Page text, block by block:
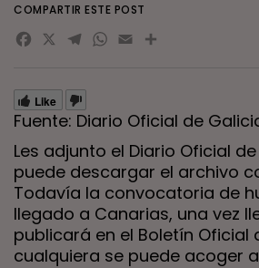
Like
Fuente: Diario Oficial de
Les adjunto el Diario Oficial
puede descargar el archivo
Todavía la convocatoria de
llegado a Canarias, una vez
publicará en el Boletín Oficial
cualquiera se puede acoger
COMPARTIR ESTE POST
Facebook
X Telegram
WhatsApp
Email